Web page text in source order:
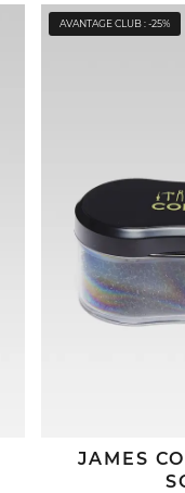
AVANTAGE CLUB : -25%
JAMES